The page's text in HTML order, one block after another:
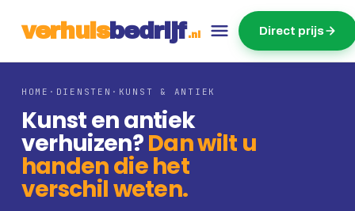
verhui sbed rij f .nl Direct prijs
HOME · DIENSTEN · KUNST & ANTIEK
Kunst en antiek
verhuizen?Dan wilt u
handen die het
verschil weten.